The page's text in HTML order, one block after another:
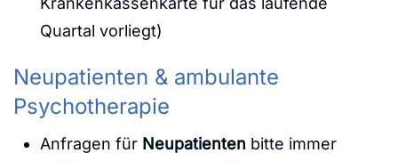
Quartal vorliegt)
Neupatienten & ambulante
Psychotherapie
Anfragen für Neupatienten bitte immer